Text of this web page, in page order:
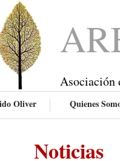
Asociación
Oliver Quienes
Noticias